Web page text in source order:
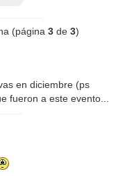
(página 3de 3)
en diciembre (ps
fueron a este evento...